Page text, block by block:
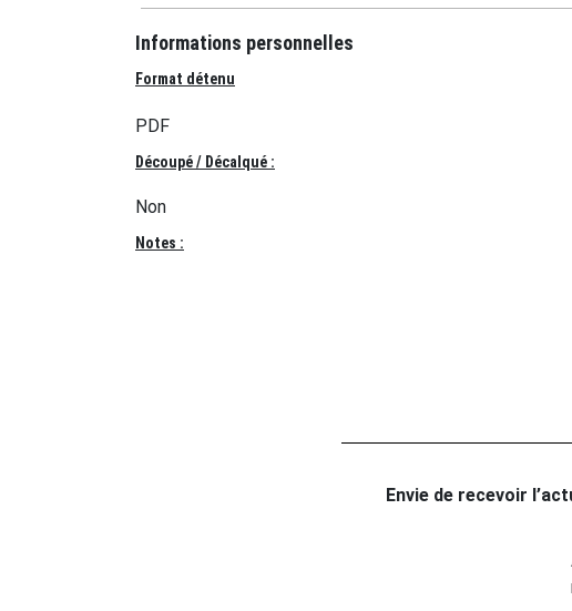
Informations personnelles
Format détenu
PDF
Découpé / Décalqué :
Non
Notes :
Envie de recevoir